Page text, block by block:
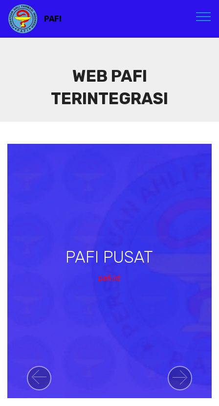
PAFI
WEB PAFI
TERINTEGRASI
PAFI PUSAT
pafi.id
Previous Next